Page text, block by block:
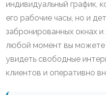
индивидуальный график,
его рабочие часы, но и
забронированных окнах и
любой момент вы можете
увидеть свободные
клиентов и оперативно